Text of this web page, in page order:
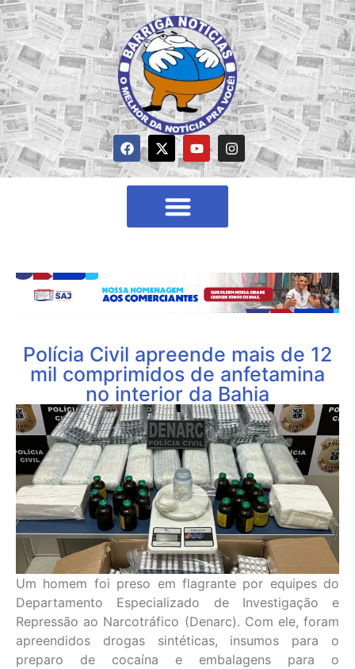
Polícia Civil apreende mais de 12
mil comprimidos de anfetamina
no interior da Bahia
Um homem foi preso em flagrante por equipes do
Departamento Especializado de Investigação e
Repressão ao Narcotráfico (Denarc). Com ele, foram
apreendidos drogas sintéticas, insumos para o
preparo de cocaína e embalagens para o